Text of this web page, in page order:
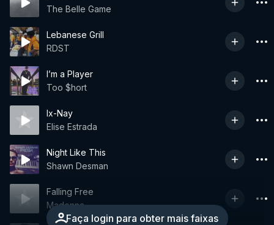
The Belle Game
Lebanese Grill
RDST
I’m a Player
Too $hort
Ix-Nay
Elise Estrada
Night Like This
Shawn Desman
Faça login para obter mais faixas
Falling Free
Madonna